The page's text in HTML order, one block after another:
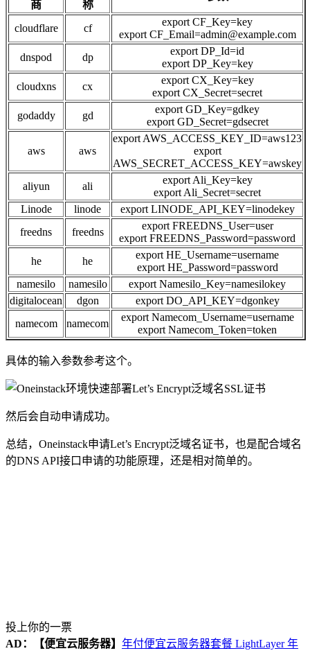
商 称
cloudflare cf
export CF_Key=key
export CF_Email=admin@example.com
dnspod
dp
export DP_Id=id
export DP_Key=key
cloudxns
cx
export CX_Key=key
export CX_Secret=secret
godaddy
gd
export GD_Key=gdkey
export GD_Secret=gdsecret
aws aws
export AWS_ACCESS_KEY_ID=aws123
export
AWS_SECRET_ACCESS_KEY=awskey
aliyun
ali
export Ali_Key=key
export Ali_Secret=secret
Linode
linode
export LINODE_API_KEY=linodekey
freedns
freedns
export FREEDNS_User=user
export FREEDNS_Password=password
he
he
export HE_Username=username
export HE_Password=password
namesilo
namesilo
export Namesilo_Key=namesilokey
digitalocean
dgon
export DO_API_KEY=dgonkey
namecom
namecom
export Namecom_Username=username
export Namecom_Token=token
具体的输入参数参考这个。
然后会自动申请成功。
总结，Oneinstack申请Let’s Encrypt泛域名证书，也是配合域名
的DNS API接口申请的功能原理，还是相对简单的。
投上你的一票
AD：
【便宜云服务器】 年付便宜云服务器套餐 LightLayer 年